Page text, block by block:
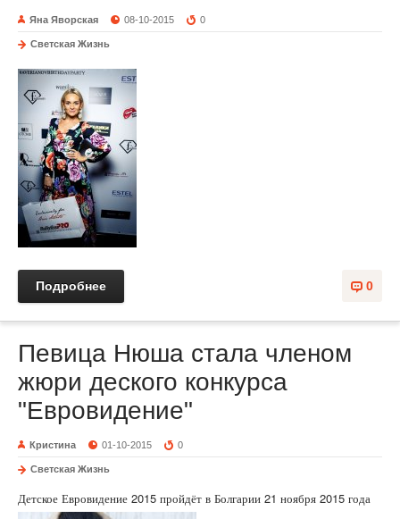
Яна Яворская 08-10-2015 0
Светская Жизнь
0
Подробнее
Певица Нюша стала членом
жюри деского конкурса
"Евровидение"
Кристина 01-10-2015 0
Светская Жизнь
Детское Евровидение 2015 пройдёт в Болгарии 21 ноября 2015 года